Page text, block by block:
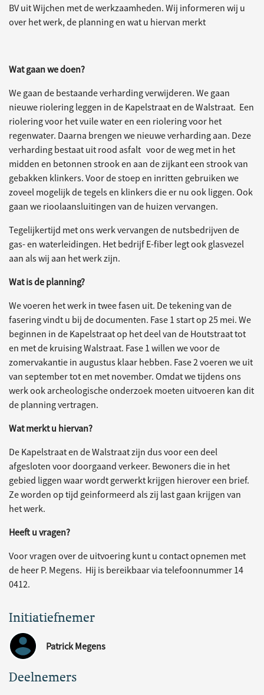
BV uit Wijchen met de werkzaamheden. Wij informeren wij u
over het werk, de planning en wat u hiervan merkt
Wat gaan we doen?
We gaan de bestaande verharding verwijderen. We gaan
nieuwe riolering leggen in de Kapelstraat en de Walstraat. Een
riolering voor het vuile water en een riolering voor het
regenwater. Daarna brengen we nieuwe verharding aan. Deze
verharding bestaat uit rood asfalt voor de weg met in het
midden en betonnen strook en aan de zijkant een strook van
gebakken klinkers. Voor de stoep en inritten gebruiken we
zoveel mogelijk de tegels en klinkers die er nu ook liggen. Ook
gaan we rioolaansluitingen van de huizen vervangen.
Tegelijkertijd met ons werk vervangen de nutsbedrijven de
gas- en waterleidingen. Het bedrijf E-fiber legt ook glasvezel
aan als wij aan het werk zijn.
Wat is de planning?
We voeren het werk in twee fasen uit. De tekening van de
fasering vindt u bij de documenten. Fase 1 start op 25 mei. We
beginnen in de Kapelstraat op het deel van de Houtstraat tot
en met de kruising Walstraat. Fase 1 willen we voor de
zomervakantie in augustus klaar hebben. Fase 2 voeren we uit
van september tot en met november. Omdat we tijdens ons
werk ook archeologische onderzoek moeten uitvoeren kan dit
de planning vertragen.
Wat merkt u hiervan?
De Kapelstraat en de Walstraat zijn dus voor een deel
afgesloten voor doorgaand verkeer. Bewoners die in het
gebied liggen waar wordt gerwerkt krijgen hierover een brief.
Ze worden op tijd geinformeerd als zij last gaan krijgen van
het werk.
Heeft u vragen?
Voor vragen over de uitvoering kunt u contact opnemen met
de heer P. Megens. Hij is bereikbaar via telefoonnummer 14
0412.
Initiatiefnemer
Patrick Megens
Deelnemers